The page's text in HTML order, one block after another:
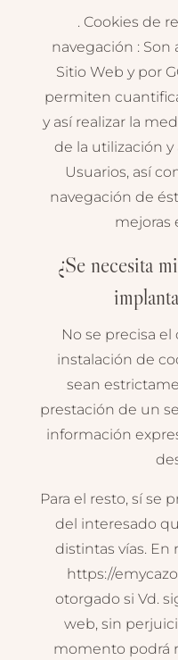
. Cookies de
navegación : Son
Sitio Web y por
permiten
y así realizar la
de la utilización
Usuarios, así
navegación de
mejoras
¿Se necesita
No se precisa
instalación de
sean
prestación de un
información
Para el resto, sí se
del interesado
distintas vías. En
https://
otorgado si Vd.
web, sin
momento podrá